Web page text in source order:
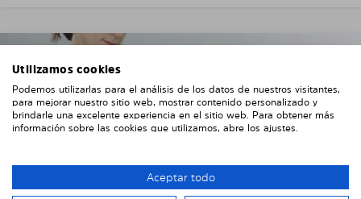
Utilizamos cookies
Podemos utilizarlas para el análisis de los datos de nuestros visitantes,
para mejorar nuestro sitio web, mostrar contenido personalizado y
brindarle una excelente experiencia en el sitio web. Para obtener más
información sobre las cookies que utilizamos, abre los ajustes.
Aceptar todo